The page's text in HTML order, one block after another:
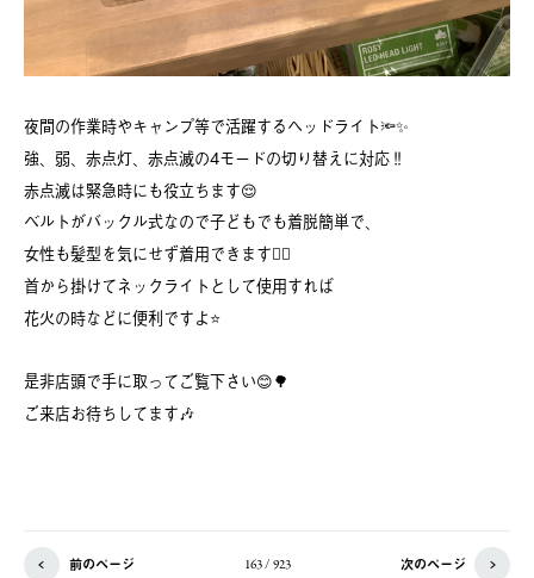
夜間の作業時やキャンプ等で活躍するヘッドライト🔦✨️
強、弱、赤点灯、赤点滅の4モードの切り替えに対応‼️
赤点滅は緊急時にも役立ちます😌
ベルトがバックル式なので子どもでも着脱簡単で、
女性も髪型を気にせず着用できます🙆‍♀️
首から掛けてネックライトとして使用すれば
花火の時などに便利ですよ⭐️
是非店頭で手に取ってご覧下さい😊🌳
ご来店お待ちしてます🎶
前のページ 163 / 923 次のページ